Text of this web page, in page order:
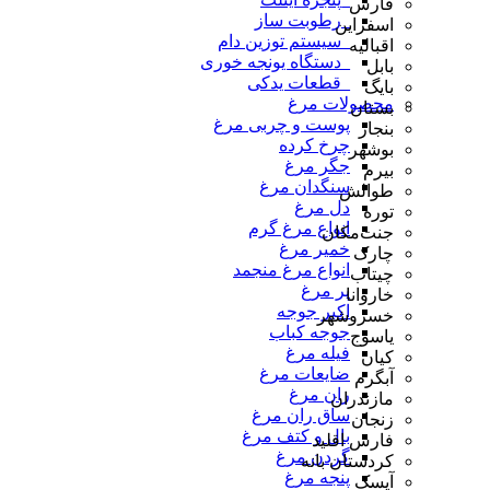
_رطوبت ساز
_سیستم توزین دام
_دستگاه یونجه خوری
_قطعات یدکی
محصولات مرغ
پوست و چربی مرغ
چرخ کرده
جگر مرغ
سنگدان مرغ
دل مرغ
انواع مرغ گرم
خمیر مرغ
انواع مرغ منجمد
پر مرغ
اکبر جوجه
جوجه کباب
فیله مرغ
ضایعات مرغ
ران مرغ
ساق ران مرغ
بال و کتف مرغ
گردن مرغ
پنجه مرغ
فارس
اسفراین
اقبالیه
بابل
بایگ
بستان
بنجار
بوشهر
بیرم
طوالش
توره
جنت‌مکان
چارک
چیتاب
خاروانا
خسروشهر
یاسوج
کیان
آبگرم
مازندران
زنجان
فارس اقلید
کردستان بانه
آیسک